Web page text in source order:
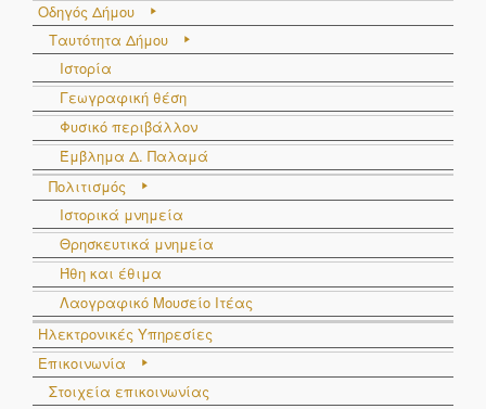
Οδηγός Δήμου
Ταυτότητα Δήμου
Ιστορία
Γεωγραφική θέση
Φυσικό περιβάλλον
Έμβλημα Δ. Παλαμά
Πολιτισμός
Ιστορικά μνημεία
Θρησκευτικά μνημεία
Ήθη και έθιμα
Λαογραφικό Μουσείο Ιτέας
Ηλεκτρονικές Υπηρεσίες
Επικοινωνία
Στοιχεία επικοινωνίας